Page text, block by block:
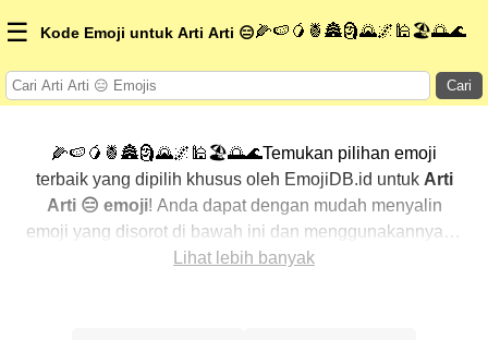
☰ Kode Emoji untuk Arti Arti 😑🌽🍉🥭🍍🏯🗿🌄🌌🕌🏖️🌅🌊
Cari
🌽🍉🥭🍍🏯🗿🌄🌌🕌🏖️🌅🌊Temukan pilihan emoji
terbaik yang dipilih khusus oleh EmojiDB.id untuk Arti
Arti 😑 emoji! Anda dapat dengan mudah menyalin
emoji yang disorot di bawah ini dan menggunakannya di
percakapan Anda untuk menambahkan sentuhan
Lihat lebih banyak